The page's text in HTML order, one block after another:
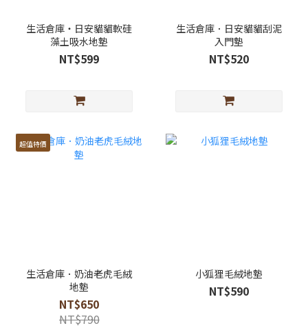
生活倉庫・日安貓貓軟硅
藻土吸水地墊
NT$599
生活倉庫．日安貓貓刮泥
入門墊
NT$520
超值特價
生活倉庫．奶油老虎毛絨
地墊
NT$650
NT$790
小狐狸毛絨地墊
NT$590